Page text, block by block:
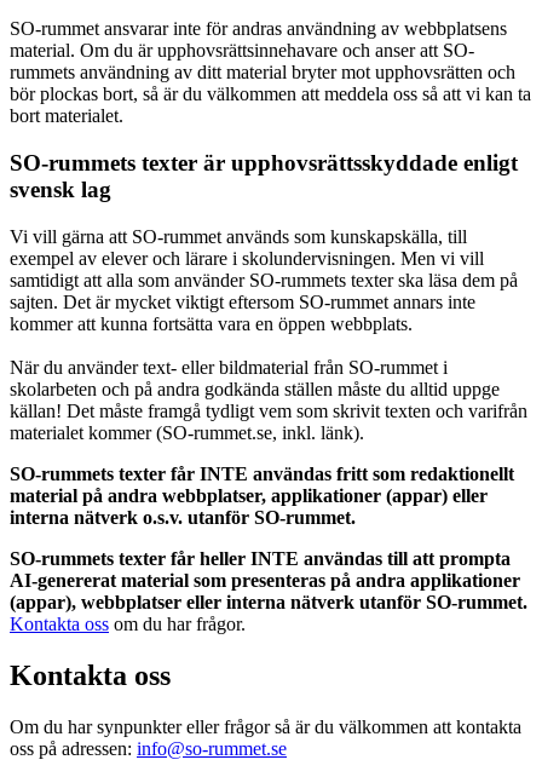
SO-rummet ansvarar inte för andras användning av webbplatsens
material. Om du är upphovsrättsinnehavare och anser att SO-
rummets användning av ditt material bryter mot upphovsrätten och
bör plockas bort, så är du välkommen att meddela oss så att vi kan ta
bort materialet.
SO-rummets texter är upphovsrättsskyddade enligt
svensk lag
Vi vill gärna att SO-rummet används som kunskapskälla, till
exempel av elever och lärare i skolundervisningen. Men vi vill
samtidigt att alla som använder SO-rummets texter ska läsa dem på
sajten. Det är mycket viktigt eftersom SO-rummet annars inte
kommer att kunna fortsätta vara en öppen webbplats.
När du använder text- eller bildmaterial från SO-rummet i
skolarbeten och på andra godkända ställen måste du alltid uppge
källan! Det måste framgå tydligt vem som skrivit texten och varifrån
materialet kommer (SO-rummet.se, inkl. länk).
SO-rummets texter får INTE användas fritt som redaktionellt
material på andra webbplatser, applikationer (appar) eller
interna nätverk o.s.v. utanför SO-rummet.
SO-rummets texter får heller INTE användas till att prompta
AI-genererat material som presenteras på andra applikationer
(appar), webbplatser eller interna nätverk utanför SO-rummet.
Kontakta oss om du har frågor.
Kontakta oss
Om du har synpunkter eller frågor så är du välkommen att kontakta
oss på adressen: info@so-rummet.se